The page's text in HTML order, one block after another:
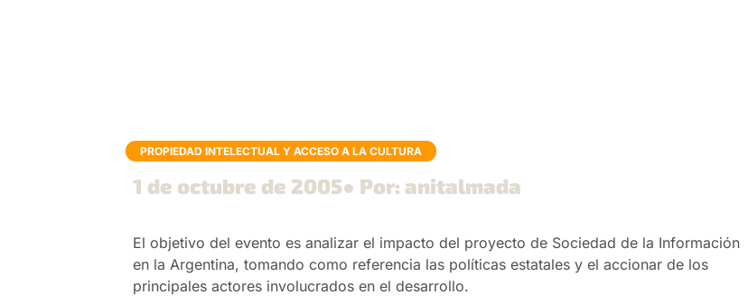
PROPIEDAD INTELECTUAL Y ACCESO A LA CULTURA
1 de octubre de 2005● Por: anitalmada
El objetivo del evento es analizar el impacto del proyecto de Sociedad de la Información
en la Argentina, tomando como referencia las políticas estatales y el accionar de los
principales actores involucrados en el desarrollo.